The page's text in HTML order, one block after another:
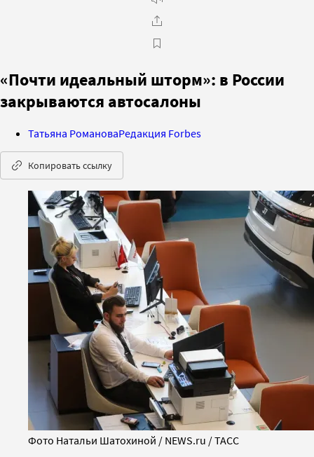
«Почти идеальный шторм»: в России
закрываются автосалоны
Татьяна РомановаРедакция Forbes
Копировать ссылку
Фото Натальи Шатохиной / NEWS.ru / TACC